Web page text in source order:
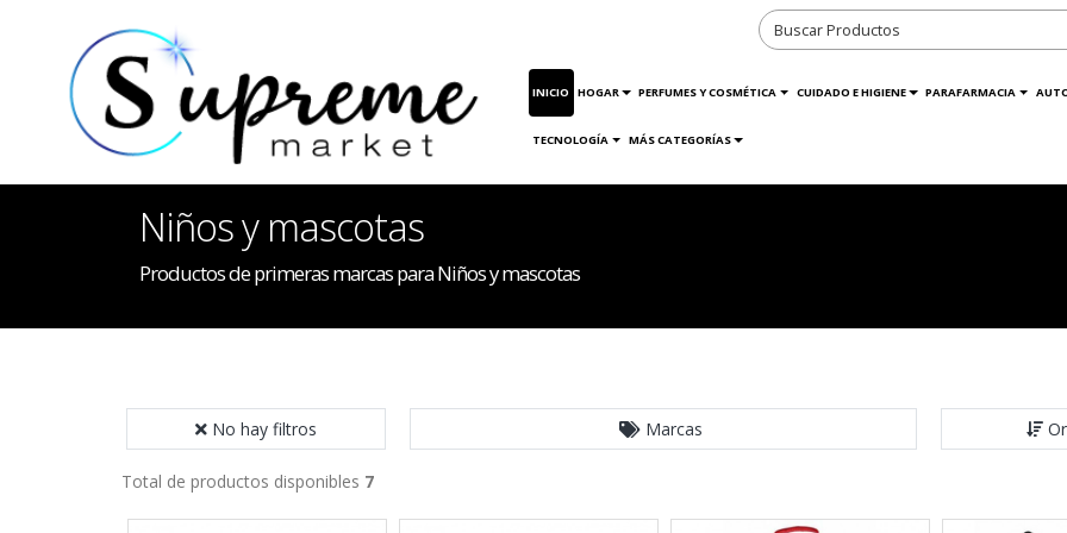
INICIO HOGAR PERFUMES Y COSMÉTICA CUIDADO E HIGIENE PARAFARMACIA
TECNOLOGÍA MÁS CATEGORÍAS
Niños y mascotas
Productos de primeras marcas para Niños y mascotas
No hay filtros Marcas
Total de productos disponibles 7